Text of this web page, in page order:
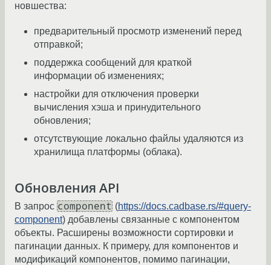
новшества:
предварительный просмотр изменений перед
отправкой;
поддержка сообщений для краткой
информации об изменениях;
настройки для отключения проверки
вычисления хэша и принудительного
обновления;
отсутствующие локально файлы удаляются из
хранилища платформы (облака).
Обновления API
В запрос component (https://docs.cadbase.rs/#query-
component) добавлены связанные с компонентом
объекты. Расширены возможности сортировки и
пагинации данных. К примеру, для компонентов и
модификаций компонентов, помимо пагинации,